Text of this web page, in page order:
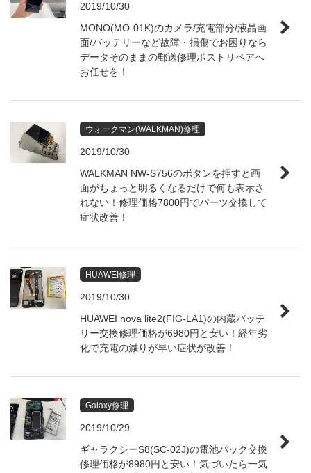
2019/10/30
MONO(MO-01K)のカメラ/充電部分/液晶画
面/バッテリーなど故障・損傷でお困りなら
データそのままの郵送修理ポストリペアへ
お任せを！
ウォークマン(WALKMAN)修理
2019/10/30
WALKMAN NW-S756のボタンを押すと画
面がちょっと明るくなるだけで何も表示さ
れない！修理価格7800円でパーツ交換して
症状改善！
HUAWEI修理
2019/10/30
HUAWEI nova lite2(FIG-LA1)の内蔵バッテ
リー交換修理価格が6980円と安い！経年劣
化で充電の減りが早い症状が改善！
Galaxy修理
2019/10/29
ギャラクシーS8(SC-02J)の電池パック交換
修理価格が8980円と安い！気づいたら一気